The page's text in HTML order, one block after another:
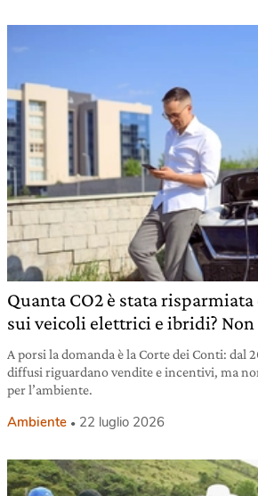
Quanta CO2 è stata
sui veicoli elettrici e ibridi? Non
A porsi la domanda è la Corte dei Conti: dal
diffusi riguardano vendite e incentivi, ma
per l’ambiente.
Ambiente 22 luglio 2026